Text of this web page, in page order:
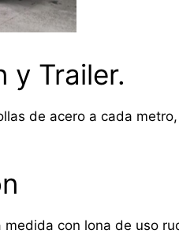
y Trailer.
de acero a cada
medida con lona de uso